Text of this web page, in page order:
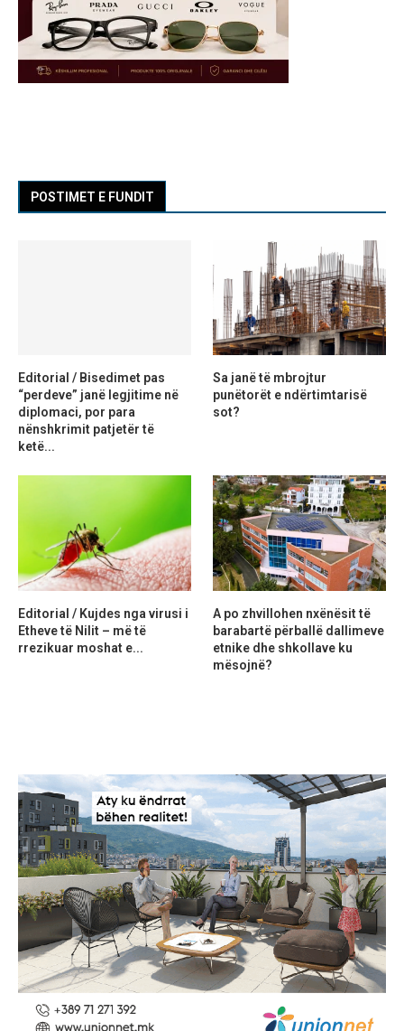
POSTIMET E FUNDIT
Editorial / Bisedimet pas
“perdeve” janë legjitime në
diplomaci, por para
nënshkrimit patjetër të
ketë...
Sa janë të mbrojtur
punëtorët e ndërtimtarisë
sot?
Editorial / Kujdes nga virusi i
Etheve të Nilit – më të
rrezikuar moshat e...
A po zhvillohen nxënësit të
barabartë përballë dallimeve
etnike dhe shkollave ku
mësojnë?